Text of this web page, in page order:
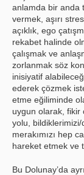
anlamda bir anda
vermek, aşırı
açıklık, ego
rekabet halinde
çalışmak ve
zorlanmak söz
inisiyatif
ederek çözmek
etme eğiliminde
uygun olarak, fikir
yolu, bildiklerimizi/
merakımızı hep
hareket etmek ve
Bu Dolunay’da